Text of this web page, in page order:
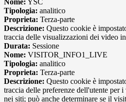
Nome: YSC
Tipologia: analitico
Proprieta: Terza-parte
Descrizione: Questo cookie è
traccia delle visualizzazioni dei video
Durata: Sessione
Nome: VISITOR_INFO1_LIVE
Tipologia: analitico
Proprieta: Terza-parte
Descrizione: Questo cookie è
traccia delle preferenze dell'utente per
nei siti; può anche determinare se il